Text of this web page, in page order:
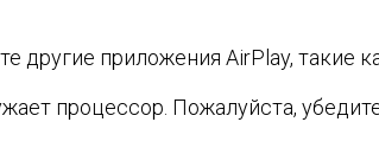
другие приложения AirPlay, такие
процессор. Пожалуйста,